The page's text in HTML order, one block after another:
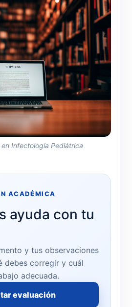
en Infectología Pediátrica
ACADÉMICA
ayuda con tu
y tus observaciones
debes corregir y cuál
adecuada.
evaluación